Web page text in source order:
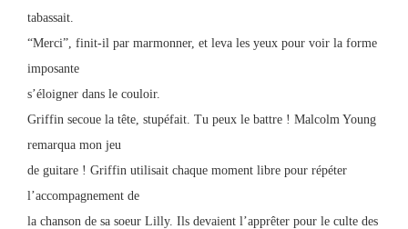
tabassait.
“Merci”, finit-il par marmonner, et leva les yeux pour voir la forme
imposante
s’éloigner dans le couloir.
Griffin secoue la tête, stupéfait. Tu peux le battre ! Malcolm Young
remarqua mon jeu
de guitare ! Griffin utilisait chaque moment libre pour répéter
l’accompagnement de
la chanson de sa soeur Lilly. Ils devaient l’apprêter pour le culte des